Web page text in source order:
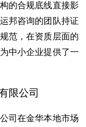
的合规底线直接影
邦咨询的团队持证
范，在资质层面的
中小企业提供了一
限公司
司在金华本地市场